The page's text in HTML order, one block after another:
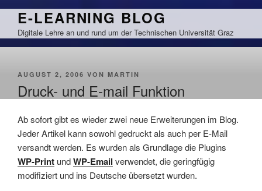
Zum
springen
E-LEARNING BLOG
Digitale Lehre an und rund um der Technischen Universität Graz
VERÖFFENTLICHT
AUGUST 2, 2006 VON MARTIN
Druck- und E-mail Funktion
Ab sofort gibt es wieder zwei neue Erweiterungen im Blog.
Jeder Artikel kann sowohl gedruckt als auch per E-Mail
versandt werden. Es wurden als Grundlage die Plugins
WP-Print undWP-Email verwendet, die geringfügig
modifiziert und ins Deutsche übersetzt wurden.